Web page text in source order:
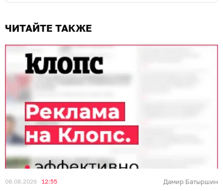
ЧИТАЙТЕ ТАКЖЕ
08.08.2026 12:55 Дамир Батыршин